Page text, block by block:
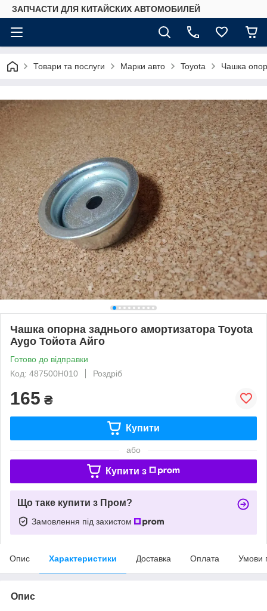
ЗАПЧАСТИ ДЛЯ КИТАЙСКИХ АВТОМОБИЛЕЙ
Товари та послуги Марки авто Toyota Чашка
Чашка опорна заднього амортизатора Toyota
Aygo Тойота Айго
Готово до відправки
Код: 487500H010
Роздріб
165 ₴
Купити
або
Купити з
Що таке купити з Пром?
Замовлення під захистом
Опис Характеристики Доставка Оплата Умови
Опис